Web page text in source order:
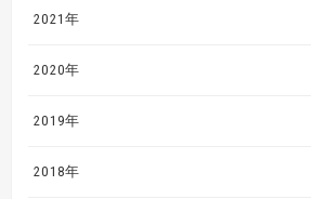
2021年
2020年
2019年
2018年